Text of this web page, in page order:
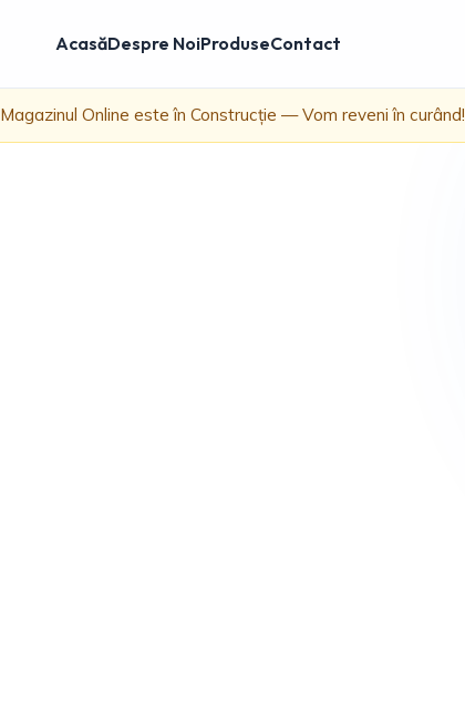
AcasăDespre NoiProduseContact
Magazinul Online este în Construcție — Vom reveni în curând!